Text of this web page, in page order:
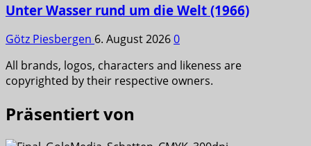
Unter Wasser rund um die Welt (1966)
Götz Piesbergen 6. August 20260
All brands, logos, characters and likeness are
copyrighted by their respective owners.
Präsentiert von